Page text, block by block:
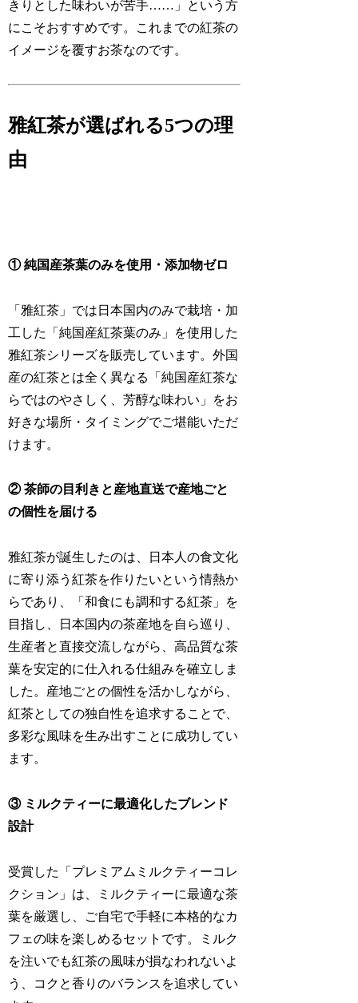
きりとした味わいが苦手……」という方
にこそおすすめです。これまでの紅茶の
イメージを覆すお茶なのです。
雅紅茶が選ばれる5つの理
由
① 純国産茶葉のみを使用・添加物ゼロ
「雅紅茶」では日本国内のみで栽培・加
工した「純国産紅茶葉のみ」を使用した
雅紅茶シリーズを販売しています。外国
産の紅茶とは全く異なる「純国産紅茶な
らではのやさしく、芳醇な味わい」をお
好きな場所・タイミングでご堪能いただ
けます。
② 茶師の目利きと産地直送で産地ごと
の個性を届ける
雅紅茶が誕生したのは、日本人の食文化
に寄り添う紅茶を作りたいという情熱か
らであり、「和食にも調和する紅茶」を
目指し、日本国内の茶産地を自ら巡り、
生産者と直接交流しながら、高品質な茶
葉を安定的に仕入れる仕組みを確立しま
した。産地ごとの個性を活かしながら、
紅茶としての独自性を追求することで、
多彩な風味を生み出すことに成功してい
ます。
③ ミルクティーに最適化したブレンド
設計
受賞した「プレミアムミルクティーコレ
クション」は、ミルクティーに最適な茶
葉を厳選し、ご自宅で手軽に本格的なカ
フェの味を楽しめるセットです。ミルク
を注いでも紅茶の風味が損なわれないよ
う、コクと香りのバランスを追求してい